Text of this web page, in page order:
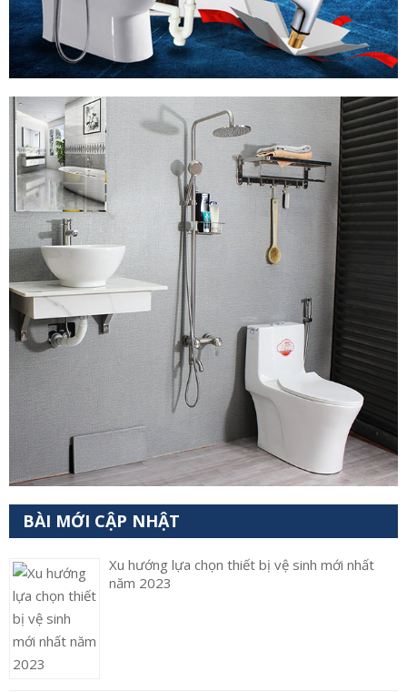
BÀI MỚI CẬP NHẬT
Xu hướng lựa chọn thiết bị vệ sinh mới nhất
năm 2023